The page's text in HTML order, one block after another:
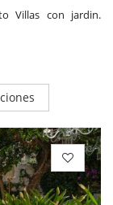
Villas con jardin.